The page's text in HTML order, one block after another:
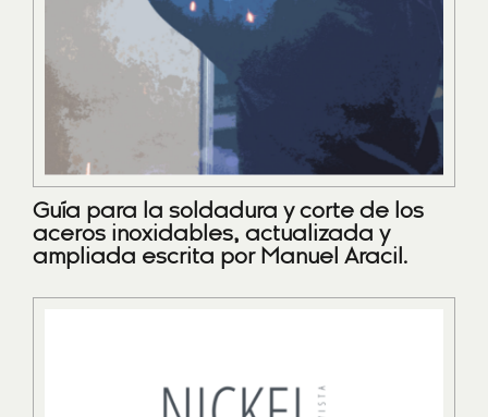
Guía para la soldadura y corte de los
aceros inoxidables, actualizada y
ampliada escrita por Manuel Aracil.